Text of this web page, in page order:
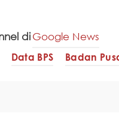
diGoogle News
Data BPS Badan